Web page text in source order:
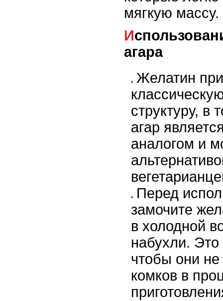
мягкую массу.
Использование желатина и агар-
агара
Желатин
структуру, в
агар
аналогом и
Перед
замочите
в холодной
набухли.
чтобы они
комков в